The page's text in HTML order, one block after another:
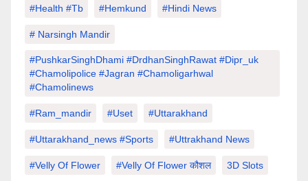
#Health #tb #hemkund #hindi News
# Narsingh Mandir
#PushkarSinghDhami #drdhanSinghRawat #dipr_uk
#chamolipolice #Jagran #chamoligarhwal
#chamolinews
#Ram_mandir #uset #uttarakhand
#Uttarakhand_news #sports #Uttrakhand News
#velly Of Flower #velly Of Flower कौशल 3D Slots